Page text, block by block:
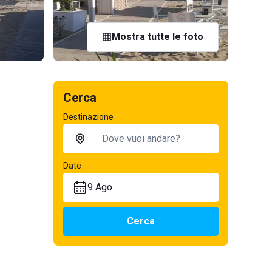
Mostra tutte le foto
Cerca
Destinazione
Date
9 Ago
Cerca